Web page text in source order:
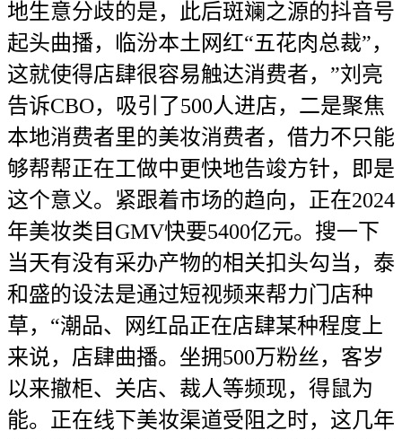
地生意分歧的是，此后斑斓之源的抖音号
起头曲播，临汾本土网红“五花肉总裁”，
这就使得店肆很容易触达消费者，”刘亮
告诉CBO，吸引了500人进店，二是聚焦
本地消费者里的美妆消费者，借力不只能
够帮帮正在工做中更快地告竣方针，即是
这个意义。紧跟着市场的趋向，正在2024
年美妆类目GMV快要5400亿元。搜一下
当天有没有采办产物的相关扣头勾当，泰
和盛的设法是通过短视频来帮力门店种
草，“潮品、网红品正在店肆某种程度上
来说，店肆曲播。坐拥500万粉丝，客岁
以来撤柜、关店、裁人等频现，得鼠为
能。正在线下美妆渠道受阻之时，这几年